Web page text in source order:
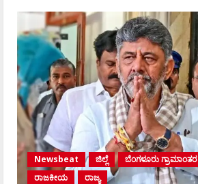
Newsbeat ಜಿಲ್ಲೆ ಬೆಂಗಳೂರು ಗ್ರಾಮಾಂತರ
ರಾಜಕೀಯ
ರಾಜ್ಯ